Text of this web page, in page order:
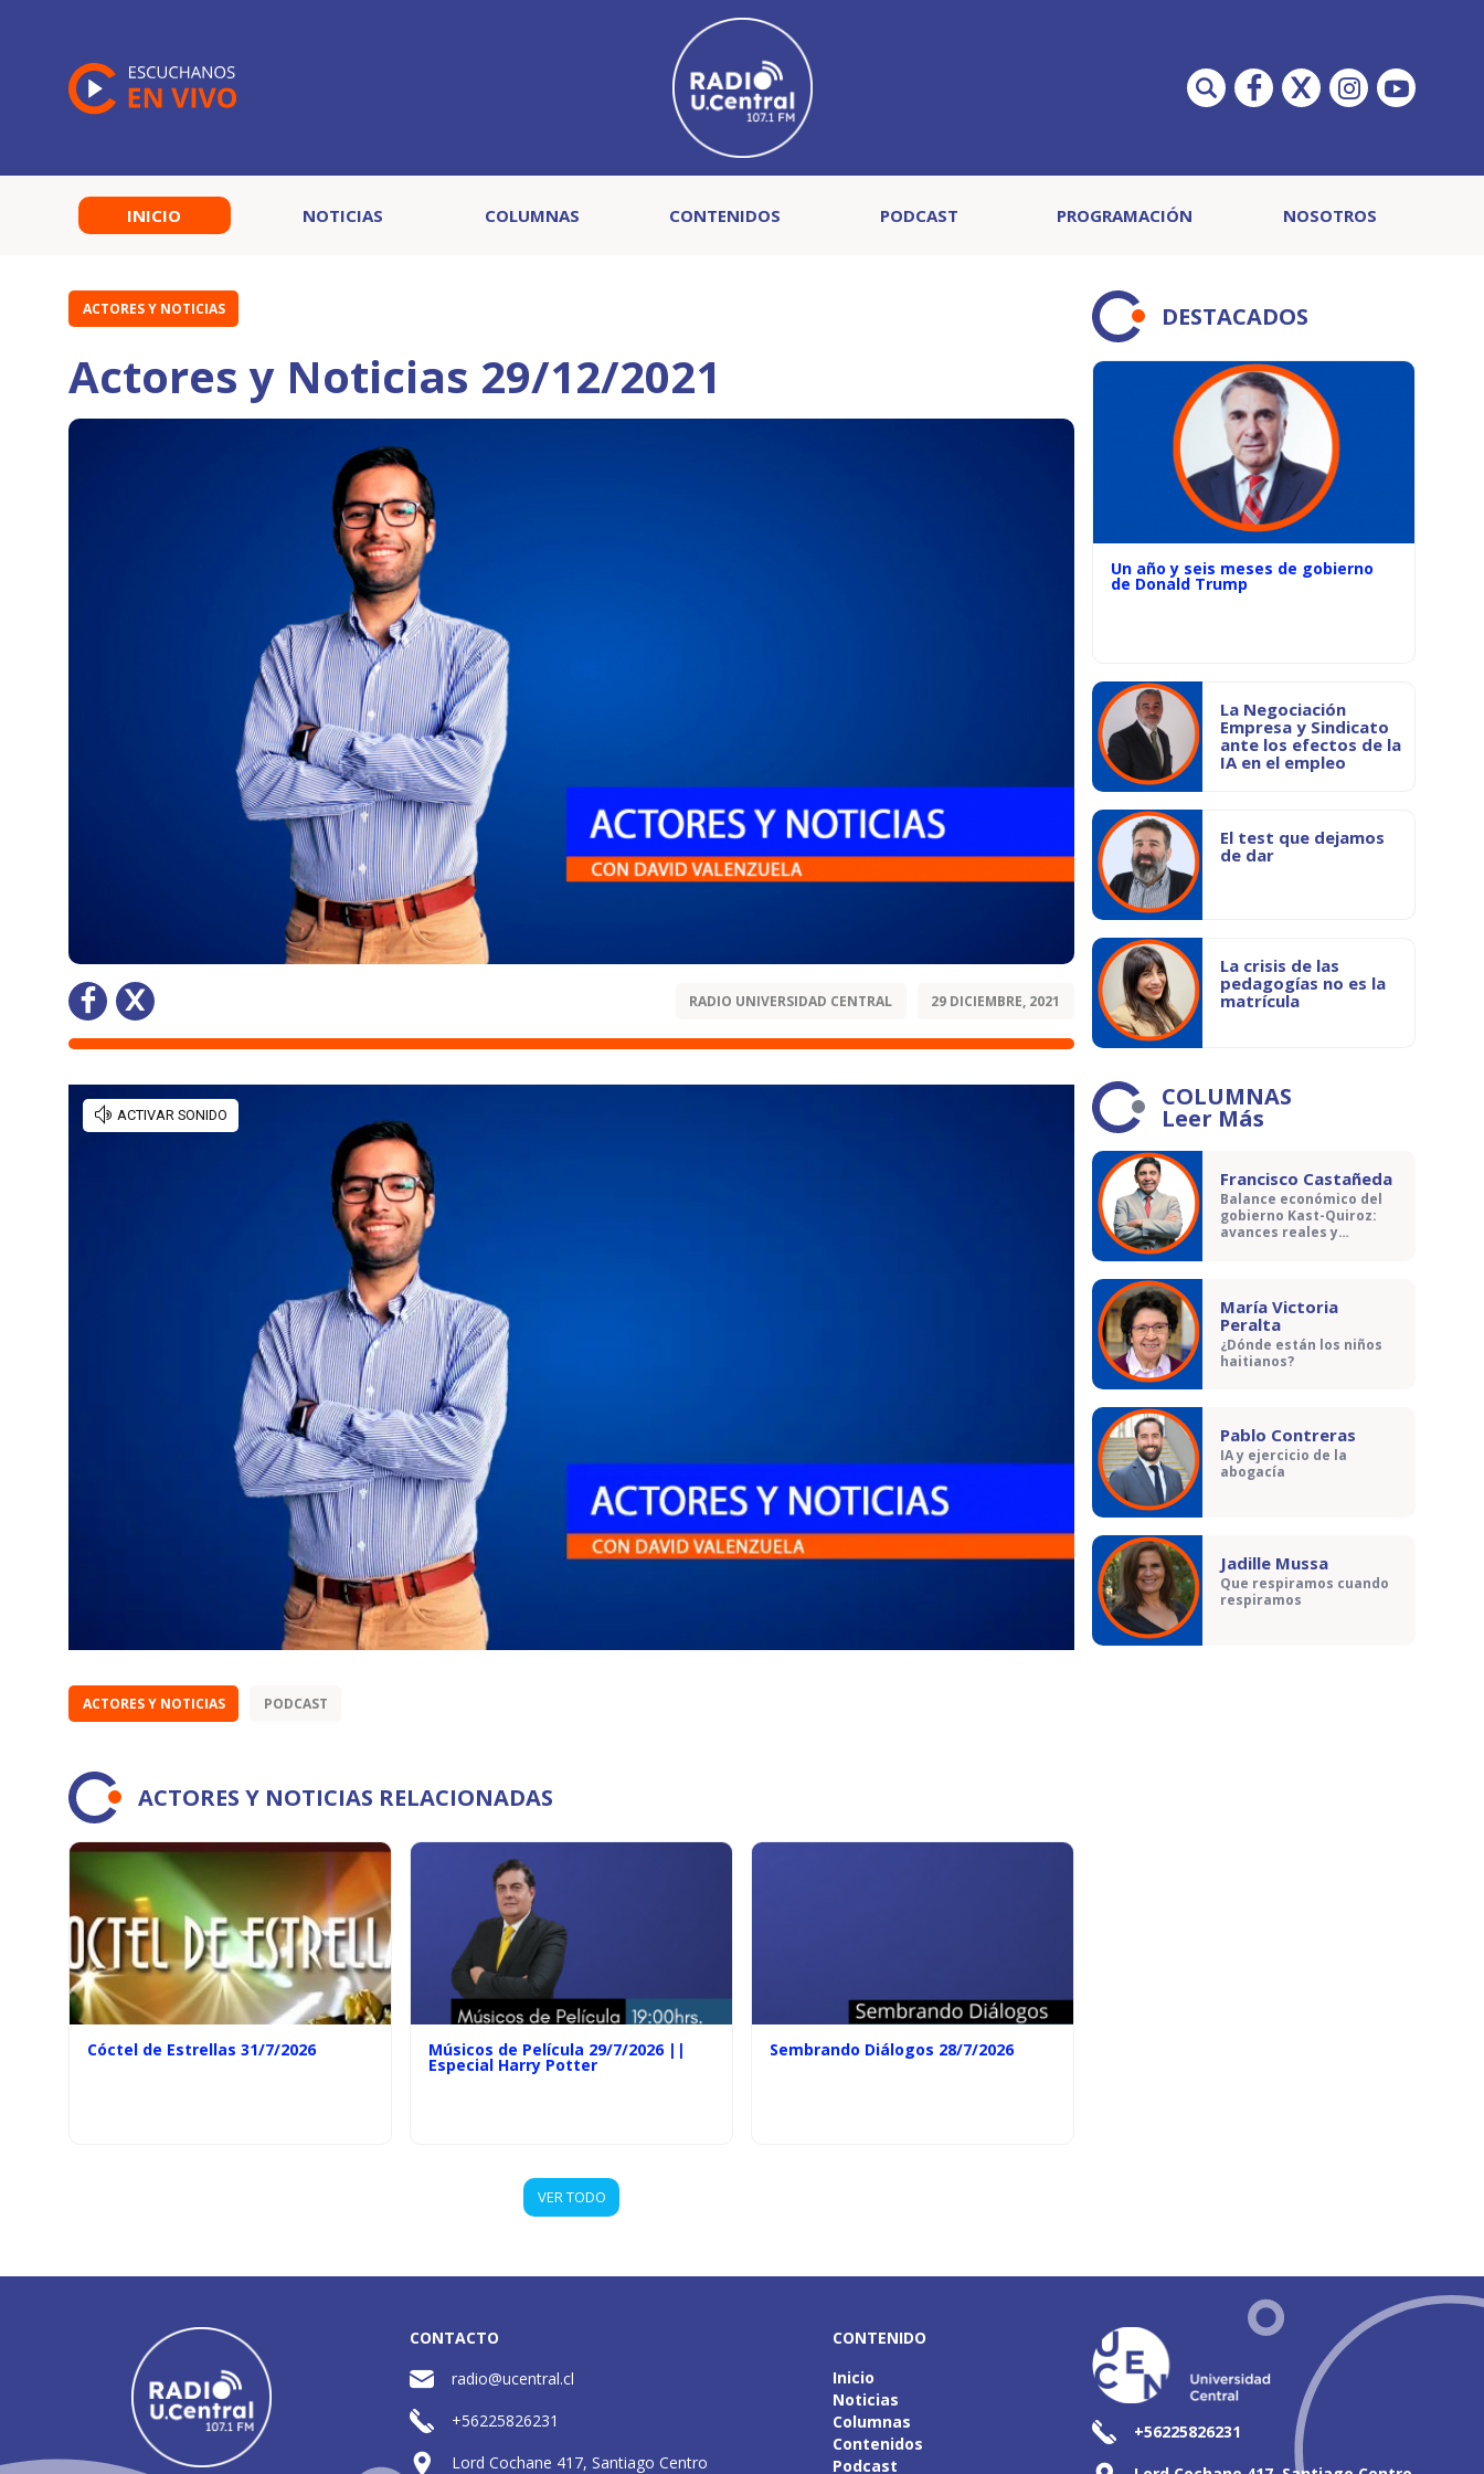
INICIO NOTICIAS COLUMNAS CONTENIDOS PODCAST PROGRAMACIÓN NOSOTROS
ACTORES Y NOTICIAS
Actores y Noticias 29/12/2021
RADIO UNIVERSIDAD CENTRAL 29 DICIEMBRE, 2021
ACTORES Y NOTICIAS PODCAST
ACTORES Y NOTICIAS RELACIONADAS
Cóctel de Estrellas 31/7/2026 Músicos de Película 29/7/2026 ||
Especial Harry Potter
Sembrando Diálogos 28/7/2026
VER TODO
DESTACADOS
Un año y seis meses de gobierno
de Donald Trump
La Negociación
Empresa y Sindicato
ante los efectos de la
IA en el empleo
El test que dejamos
de dar
La crisis de las
pedagogías no es la
matrícula
COLUMNAS
Leer Más
Francisco Castañeda
Balance económico del
gobierno Kast-Quiroz:
avances reales y
María Victoria
Peralta
¿Dónde están los niños
haitianos?
Pablo Contreras
IA y ejercicio de la
abogacía
Jadille Mussa
Que respiramos cuando
respiramos
CONTACTO
radio@ucentral.cl
+56225826231
Lord Cochane 417, Santiago Centro
CONTENIDO
Inicio
Noticias
Columnas
Contenidos
Podcast
+56225826231